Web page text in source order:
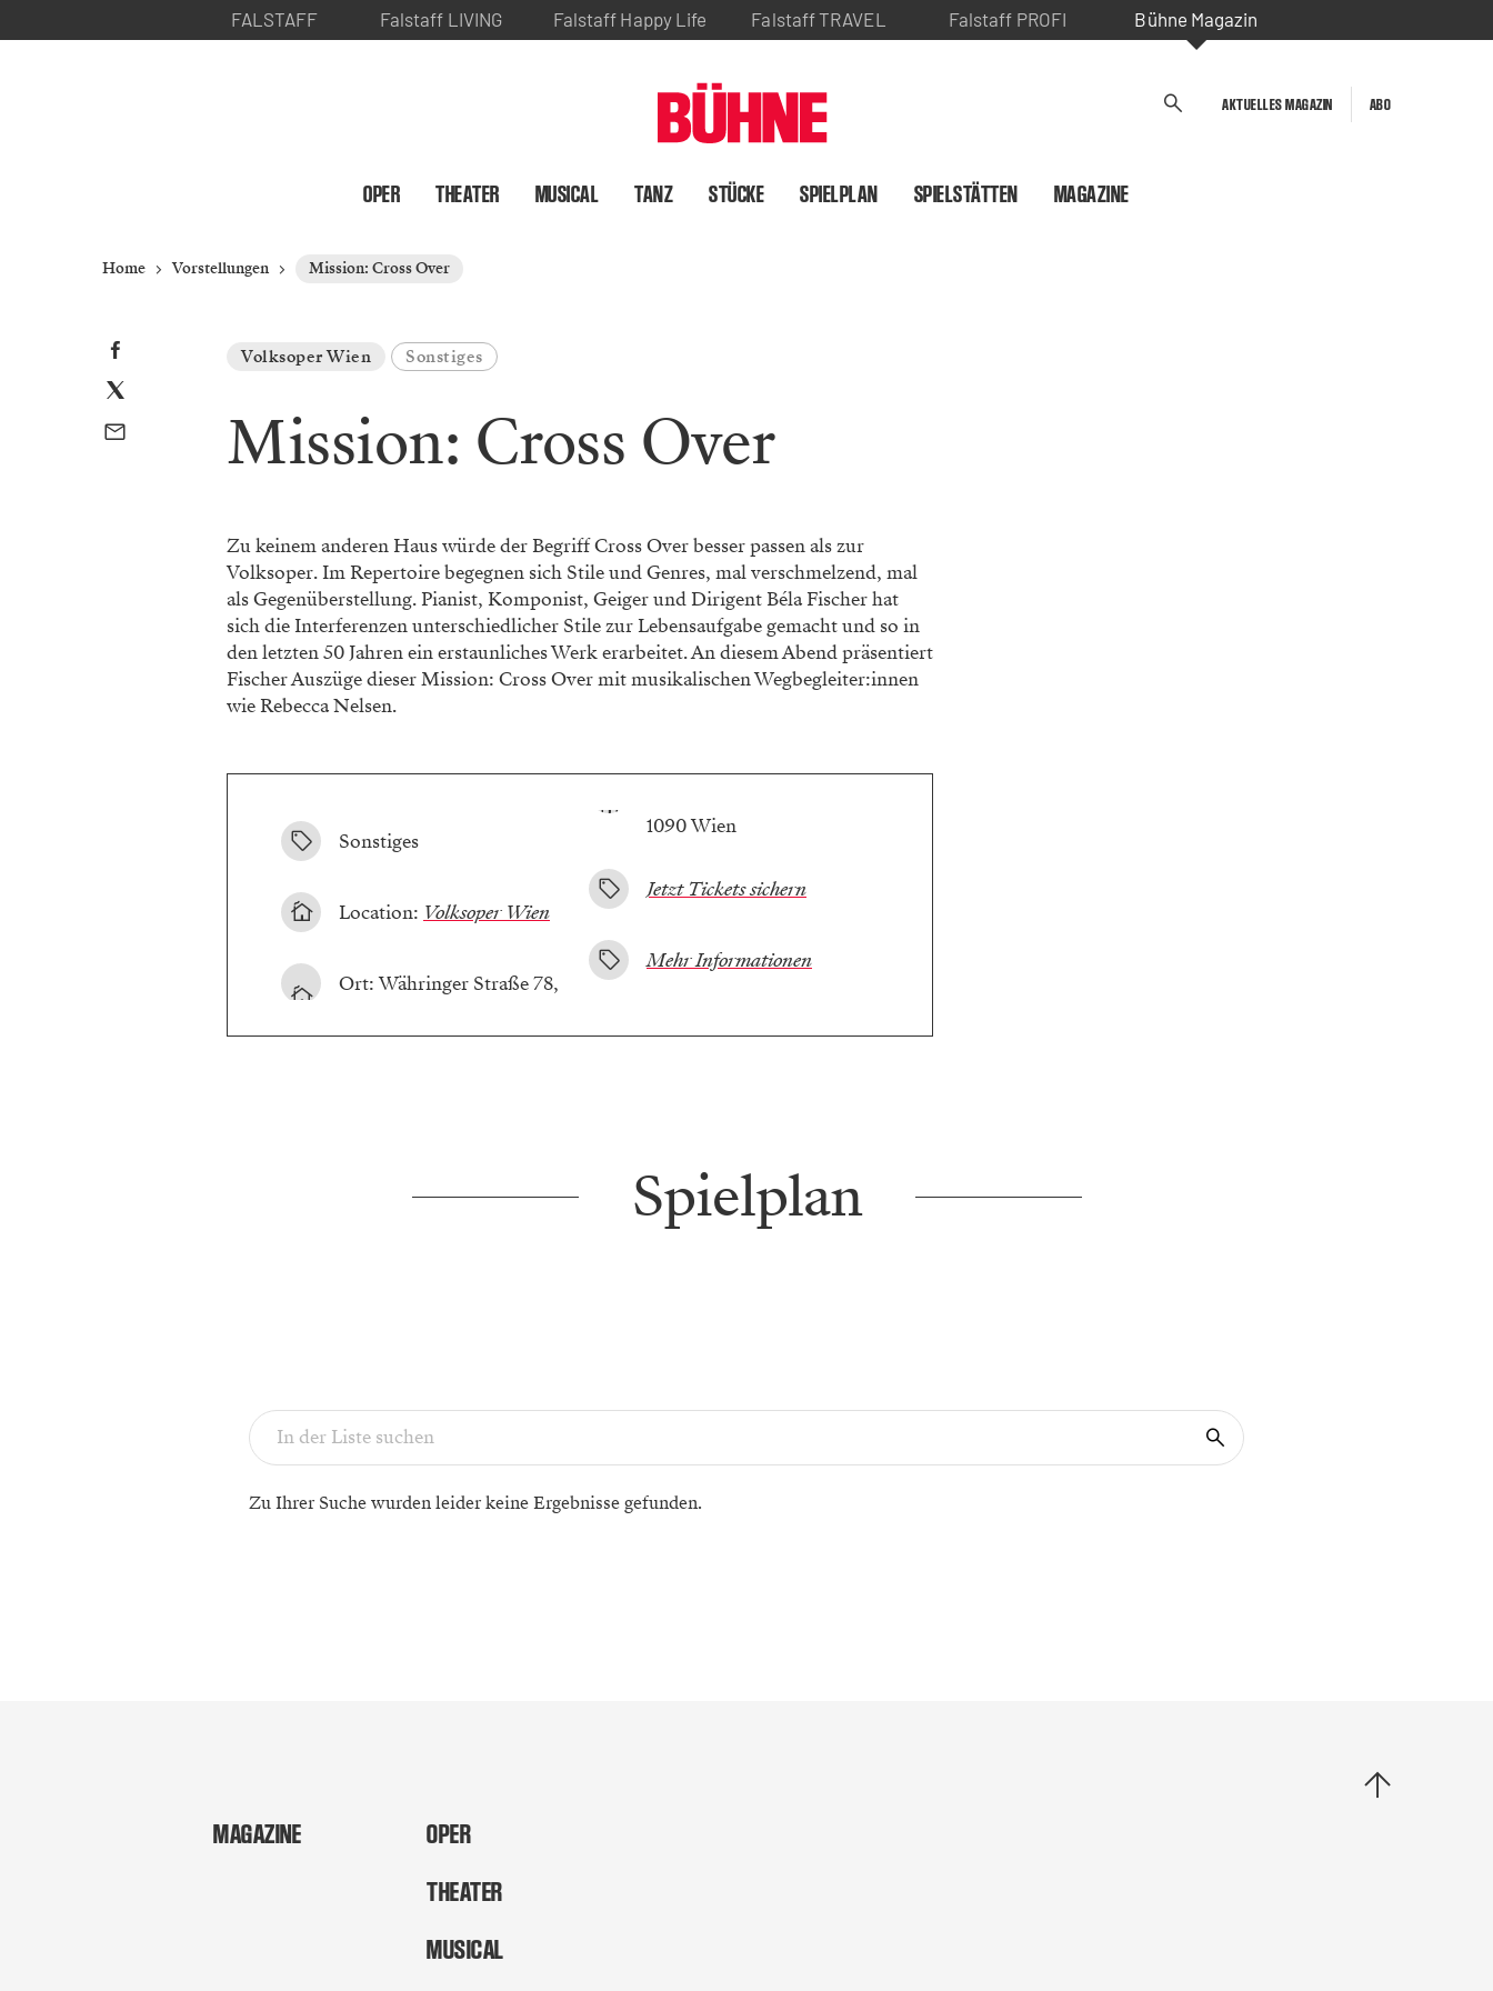
FALSTAFF Falstaff LIVING Falstaff Happy Life Falstaff TRAVEL Falstaff PROFI Bühne Magazin
AKTUELLES MAGAZIN ABO
OPER THEATER MUSICAL TANZ STÜCKE SPIELPLAN SPIELSTÄTTEN MAGAZINE
Home Vorstellungen Mission: Cross Over
Volksoper Wien Sonstiges
Mission: Cross Over
Zu keinem anderen Haus würde der Begriff Cross Over besser passen als zur
Volksoper. Im Repertoire begegnen sich Stile und Genres, mal verschmelzend, mal
als Gegenüberstellung. Pianist, Komponist, Geiger und Dirigent Béla Fischer hat
sich die Interferenzen unterschiedlicher Stile zur Lebensaufgabe gemacht und so in
den letzten 50 Jahren ein erstaunliches Werk erarbeitet. An diesem Abend präsentiert
Fischer Auszüge dieser Mission: Cross Over mit musikalischen Wegbegleiter:innen
wie Rebecca Nelsen.
Sonstiges
Location: Volksoper Wien
Ort: Währinger Straße 78,
1090 Wien
Jetzt Tickets sichern
Mehr Informationen
Spielplan
Zu Ihrer Suche wurden leider keine Ergebnisse gefunden.
MAGAZINE
OPER
THEATER
MUSICAL